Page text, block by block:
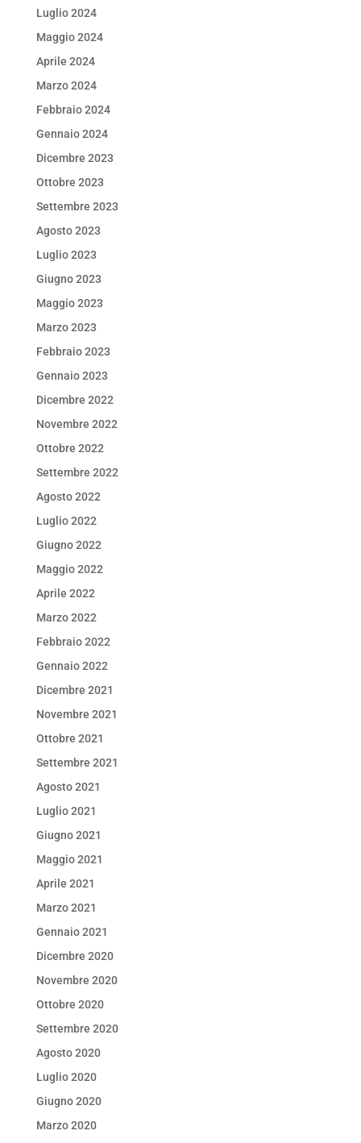
Luglio 2024
Maggio 2024
Aprile 2024
Marzo 2024
Febbraio 2024
Gennaio 2024
Dicembre 2023
Ottobre 2023
Settembre 2023
Agosto 2023
Luglio 2023
Giugno 2023
Maggio 2023
Marzo 2023
Febbraio 2023
Gennaio 2023
Dicembre 2022
Novembre 2022
Ottobre 2022
Settembre 2022
Agosto 2022
Luglio 2022
Giugno 2022
Maggio 2022
Aprile 2022
Marzo 2022
Febbraio 2022
Gennaio 2022
Dicembre 2021
Novembre 2021
Ottobre 2021
Settembre 2021
Agosto 2021
Luglio 2021
Giugno 2021
Maggio 2021
Aprile 2021
Marzo 2021
Gennaio 2021
Dicembre 2020
Novembre 2020
Ottobre 2020
Settembre 2020
Agosto 2020
Luglio 2020
Giugno 2020
Marzo 2020